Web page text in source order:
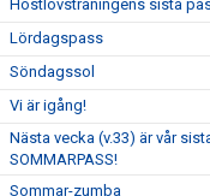
Höstlovsträningens sista
Lördagspass
Söndagssol
Vi är igång!
Nästa vecka (v.33) är vår
SOMMARPASS!
Sommar-zumba